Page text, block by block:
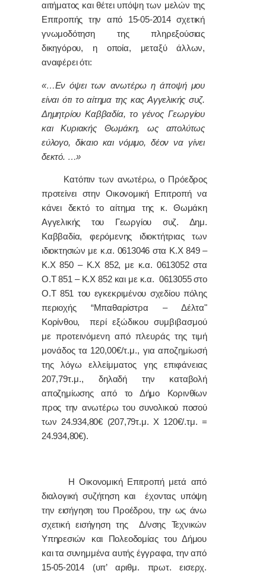
αιτήματος και θέτει υπόψη των μελών της
Επιτροπής την από 15-05-2014 σχετική
γνωμοδότηση της πληρεξούσιας
δικηγόρου, η οποία, μεταξύ άλλων,
αναφέρει ότι:
«…Εν όψει των ανωτέρω η άποψή μου
είναι ότι το αίτημα της κας Αγγελικής συζ.
Δημητρίου Καββαδία, το γένος Γεωργίου
και Κυριακής Θωμάκη, ως απολύτως
εύλογο, δίκαιο και νόμιμο, δέον να γίνει
δεκτό. …»
Κατόπιν των ανωτέρω, ο Πρόεδρος
προτείνει στην Οικονομική Επιτροπή να
κάνει δεκτό το αίτημα της κ. Θωμάκη
Αγγελικής του Γεωργίου συζ. Δημ.
Καββαδία, φερόμενης ιδιοκτήτριας των
ιδιοκτησιών με κ.α. 0613046 στα Κ.Χ 849 –
Κ.Χ 850 – Κ.Χ 852, με κ.α. 0613052 στα
Ο.Τ 851 – Κ.Χ 852 και με κ.α. 0613055 στο
Ο.Τ 851 του εγκεκριμένου σχεδίου πόλης
περιοχής “Μπαθαρίστρα – Δέλτα"
Κορίνθου,
περί εξώδικου συμβιβασμού
με προτεινόμενη από πλευράς της τιμή
μονάδος τα 120,00€/τ.μ., για αποζημίωσή
της λόγω ελλείμματος γης επιφάνειας
207,79τ.μ.,δηλαδή την καταβολή
αποζημίωσης από το Δήμο Κορινθίων
προς την ανωτέρω του συνολικού ποσού
των 24.934,80€ (207,79τ.μ. Χ 120€/.τμ. =
24.934,80€).
Η Οικονομική Επιτροπή μετά από
διαλογική συζήτηση και έχοντας υπόψη
την εισήγηση του Προέδρου, την ως άνω
σχετική
εισήγηση τηςΔ/νσης Τεχνικών
Υπηρεσιών και Πολεοδομίας του Δήμου
και τα συνημμένα αυτής έγγραφα, την από
15-05-2014 (υπ’ αριθμ. πρωτ. εισερχ.